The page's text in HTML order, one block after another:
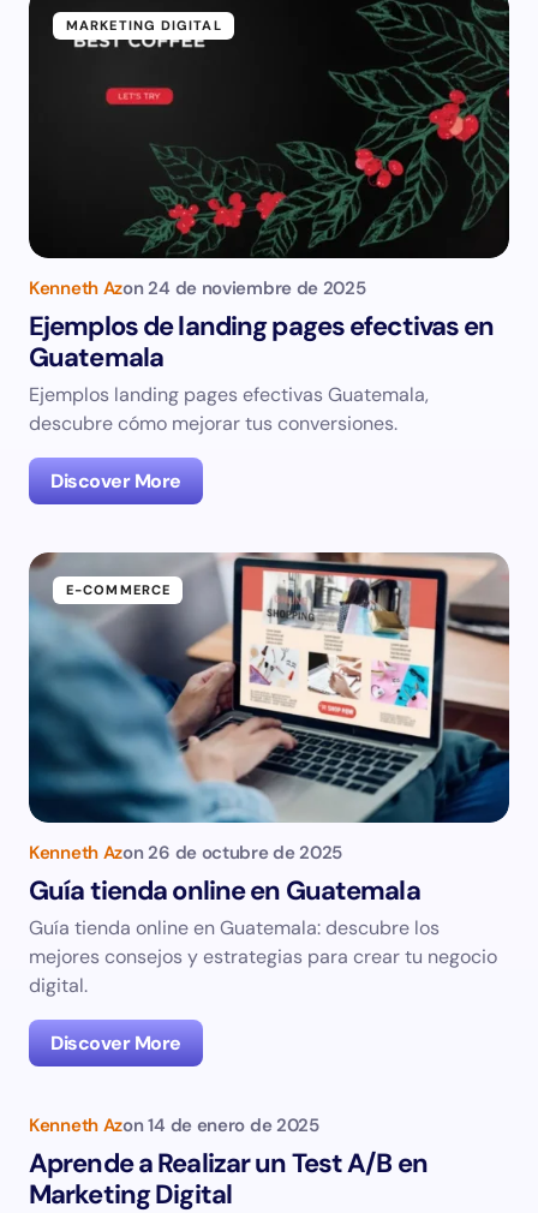
MARKETING DIGITAL
Kenneth Azon 24 de noviembre de 2025
Ejemplos de landing pages efectivas en
Guatemala
Ejemplos landing pages efectivas Guatemala,
descubre cómo mejorar tus conversiones.
Discover More
E-COMMERCE
Kenneth Azon 26 de octubre de 2025
Guía tienda online en Guatemala
Guía tienda online en Guatemala: descubre los
mejores consejos y estrategias para crear tu negocio
digital.
Discover More
Kenneth Azon 14 de enero de 2025
Aprende a Realizar un Test A/B en
Marketing Digital